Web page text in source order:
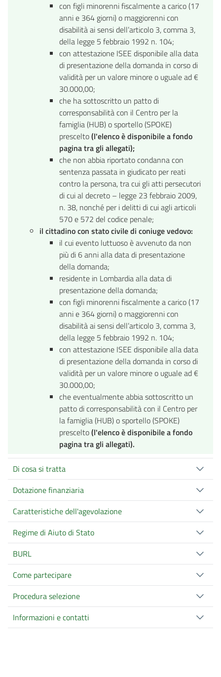
con figli minorenni fiscalmente a carico (17
anni e 364 giorni) o maggiorenni con
disabilità ai sensi dell’articolo 3, comma 3,
della legge 5 febbraio 1992 n. 104;
con attestazione ISEE disponibile alla data
di presentazione della domanda in corso di
validità per un valore minore o uguale ad €
30.000,00;
che ha sottoscritto un patto di
corresponsabilità con il Centro per la
famiglia (HUB) o sportello (SPOKE)
prescelto(l'elenco è disponibile a fondo
pagina tra gli allegati);
che non abbia riportato condanna con
sentenza passata in giudicato per reati
contro la persona, tra cui gli atti persecutori
di cui al decreto – legge 23 febbraio 2009,
n. 38, nonché per i delitti di cui agli articoli
570 e 572 del codice penale;
il cittadino con stato civile di coniuge vedovo:
il cui evento luttuoso è avvenuto da non
più di 6 anni alla data di presentazione
della domanda;
residente in Lombardia alla data di
presentazione della domanda;
con figli minorenni fiscalmente a carico (17
anni e 364 giorni) o maggiorenni con
disabilità ai sensi dell’articolo 3, comma 3,
della legge 5 febbraio 1992 n. 104;
con attestazione ISEE disponibile alla data
di presentazione della domanda in corso di
validità per un valore minore o uguale ad €
30.000,00;
che eventualmente abbia sottoscritto un
patto di corresponsabilità con il Centro per
la famiglia (HUB) o sportello (SPOKE)
prescelto(l'elenco è disponibile a fondo
pagina tra gli allegati).
Di cosa si tratta
Dotazione finanziaria
Caratteristiche dell'agevolazione
Regime di Aiuto di Stato
BURL
Come partecipare
Procedura selezione
Informazioni e contatti